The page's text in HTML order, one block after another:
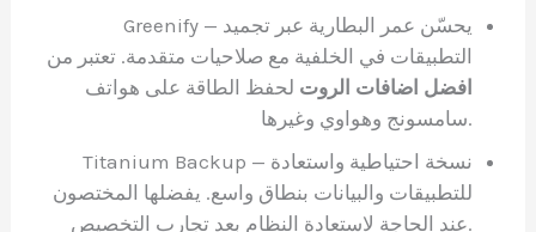
Greenify — يحسّن عمر البطارية عبر تجميد
التطبيقات في الخلفية مع صلاحيات متقدمة. تعتبر من
افضل اضافات الروت لحفظ الطاقة على هواتف
سامسونج وهواوي وغيرها.
Titanium Backup — نسخة احتياطية واستعادة
للتطبيقات والبيانات بنطاق واسع. يفضلها المختصون
عند الحاجة لاستعادة النظام بعد تجارب التخصيص.